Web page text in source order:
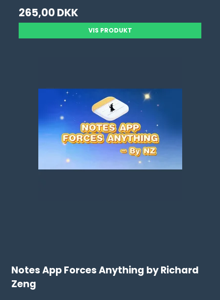
265,00 DKK
VIS PRODUKT
Notes App Forces Anything by Richard
Zeng